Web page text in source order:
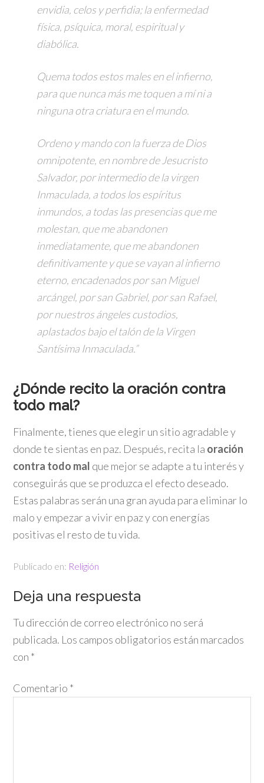
envidia, celos y perfidia; la enfermedad
física, psíquica, moral, espiritual y
diabólica.
Quema todos estos males en el infierno,
para que nunca más me toquen a mí ni a
ninguna otra criatura en el mundo.
Ordeno y mando con la fuerza de Dios
omnipotente, en nombre de Jesucristo
Salvador, por intermedio de la virgen
Inmaculada, a todos los espíritus
inmundos, a todas las presencias que me
molestan, que me abandonen
inmediatamente, que me abandonen
definitivamente y que se vayan al infierno
eterno, encadenados por san Miguel
arcángel, por san Gabriel, por san Rafael,
por nuestros ángeles custodios,
aplastados bajo el talón de la Virgen
Santísima Inmaculada.”
¿Dónde recito la oración contra
todo mal?
Finalmente, tienes que elegir un sitio agradable y
donde te sientas en paz. Después, recita la oración
contra todo mal que mejor se adapte a tu interés y
conseguirás que se produzca el efecto deseado.
Estas palabras serán una gran ayuda para eliminar lo
malo y empezar a vivir en paz y con energías
positivas el resto de tu vida.
Publicado en: Religión
Deja una respuesta
Tu dirección de correo electrónico no será
publicada. Los campos obligatorios están marcados
con *
Comentario *